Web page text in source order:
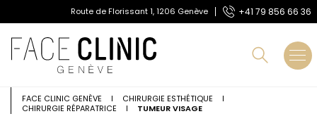
l
Route de Florissant 1, 1206 Genève
+41 79 856 66 36
+41 79 856 66 36
FACE CLINIC GENÈVE I CHIRURGIE ESTHÉTIQUE
I
CHIRURGIE RÉPARATRICE
I TUMEUR VISAGE